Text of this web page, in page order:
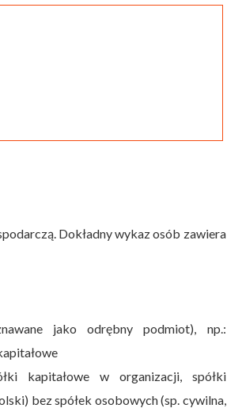
Dokładny wykaz osób zawiera
jako odrębny podmiot), np.:
kapitałowe w organizacji, spółki
bez spółek osobowych (sp. cywilna,